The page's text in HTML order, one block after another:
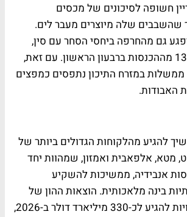
חשופה לסיכונים של מכסים
שהשבבים שלה מיוצרים מעבר לים.
גם מהחרפה ביחסי הסחר עם סין,
מדינה שהיוותה 13% מההכנסות ברבעון הראשון. עם זאת,
במזרח התיכון נתפסים כמפצים
האבודות.
להגיע מהלקוחות הגדולים ביותר של
מטא, אלפאבית ואמזון, שמהוות יחד
מהכנסות אנבידיה, ממשיכות להשקיע
בינה מלאכותית. הוצאות ההון של
ארבע החברות צפויות להגיע לכ-330 מיליארד דולר ב-2026,